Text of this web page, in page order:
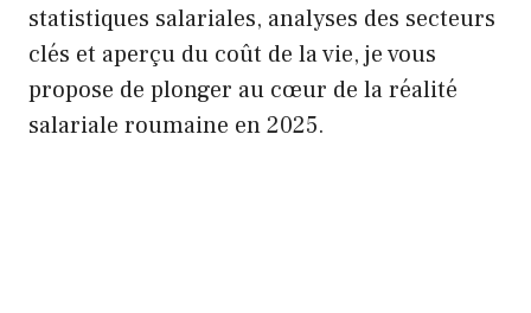
statistiques salariales, analyses des secteurs
clés et aperçu du coût de la vie, je vous
propose de plonger au cœur de la réalité
salariale roumaine en 2025.